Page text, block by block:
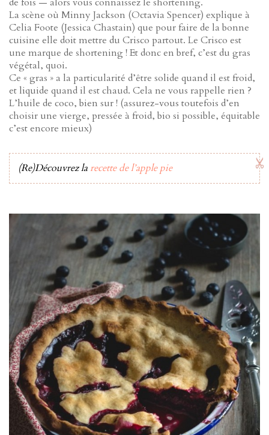
de fois — alors vous connaissez le shortening.
La scène où Minny Jackson (Octavia Spencer) explique à
Celia Foote (Jessica Chastain) que pour faire de la bonne
cuisine elle doit mettre du Crisco partout. Le Crisco est
une marque de shortening ! Et donc en bref, c’est du gras
végétal, quoi.
Ce « gras » a la particularité d’être solide quand il est froid,
et liquide quand il est chaud. Cela ne vous rappelle rien ?
L’huile de coco, bien sur ! (assurez-vous toutefois d’en
choisir une vierge, pressée à froid, bio si possible, équitable
c’est encore mieux)
(Re)Découvrez la recette de l’apple pie